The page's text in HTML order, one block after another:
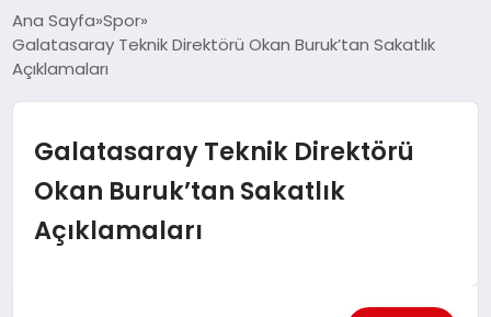
GÜNDEM
DÜNYA
EĞITIM
Ana Sayfa Spor
Galatasaray Teknik Direktörü Okan Buruk’tan Sakatlık
Açıklamaları
Galatasaray Teknik Direktörü
Okan Buruk’tan Sakatlık
Açıklamaları